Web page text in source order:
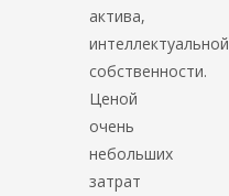
актива,
интеллектуальной
собственности.
Ценой
очень
небольших
затрат